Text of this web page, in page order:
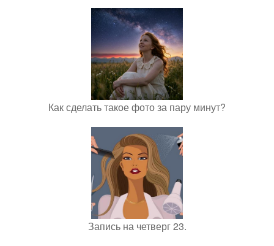
Как сделать такое фото за пару минут?
Запись на четверг 23.